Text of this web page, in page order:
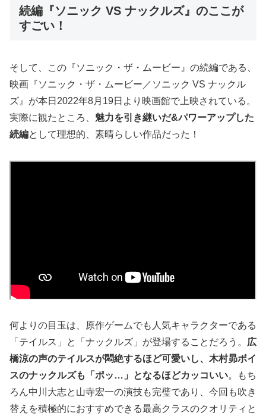
続編『ソニック VS ナックルズ』のここが
すごい！
そして、この『ソニック・ザ・ムービー』の続編である、
映画『ソニック・ザ・ムービー／ソニック VS ナックル
ズ』が本日2022年8月19日より映画館で上映されている。
実際に観たところ、 魅力を引き継いだ&パワーアップした
続編として理想的、素晴らしい作品だった！
何よりの目玉は、原作ゲームでも人気キャラクターである
「テイルス」と「ナックルズ」が登場することだろう。 広
橋涼の声のテイルスが悶絶するほど可愛いし、木村昴ボイ
スのナックルズも「ポッ…」となるほどカッコいい。もち
ろん中川大志と山寺宏一の演技も完璧であり、今回も吹き
替えを積極的におすすめできる最高クラスのクオリティと